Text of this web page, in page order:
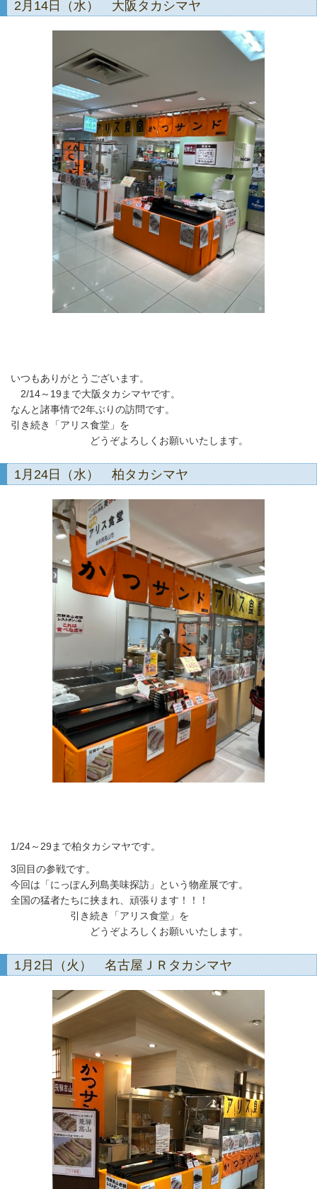
2月14日（水） 大阪タカシマヤ
いつもありがとうございます。
2/14～19まで大阪タカシマヤです。
なんと諸事情で2年ぶりの訪問です。
引き続き「アリス食堂」を
どうぞよろしくお願いいたします。
1月24日（水） 柏タカシマヤ
1/24～29まで柏タカシマヤです。
3回目の参戦です。
今回は「にっぽん列島美味探訪」という物産展です。
全国の猛者たちに挟まれ、頑張ります！！！
引き続き「アリス食堂」を
どうぞよろしくお願いいたします。
1月2日（火） 名古屋ＪＲタカシマヤ